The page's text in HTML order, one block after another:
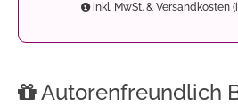
inkl. MwSt. & Versandkosten
Autorenfreundlich